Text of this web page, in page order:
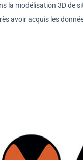
la modélisation 3D de
avoir acquis les